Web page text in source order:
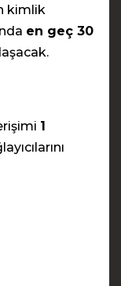
kimlik
en geç 30
1